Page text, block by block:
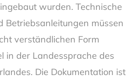
wurden. Technische
Betriebsanleitungen müssen
verständlichen Form
in der Landessprache des
Die Dokumentation ist